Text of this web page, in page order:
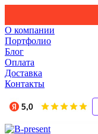
О компании
Портфолио
Блог
Оплата
Доставка
Контакты